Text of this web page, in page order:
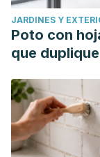
peroxide/
JARDINES Y
Poto con
que